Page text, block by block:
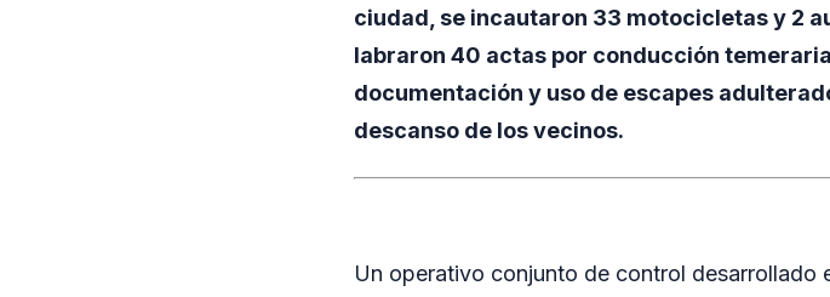
ciudad, se incautaron 33 motocicletas y 2
labraron 40 actas por conducción
documentación y uso de escapes
descanso de los vecinos.
Un operativo conjunto de control desarrollado